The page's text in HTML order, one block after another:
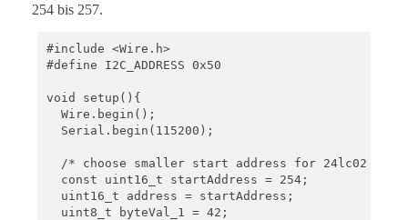
254 bis 257.
#include <Wire.h>
#define I2C_ADDRESS 0x50
void setup(){
  Wire.begin();
  Serial.begin(115200);
/* choose smaller start address for 24lc02 or
  const uint16_t startAddress = 254;
  uint16_t address = startAddress;
  uint8_t byteVal_1 = 42;